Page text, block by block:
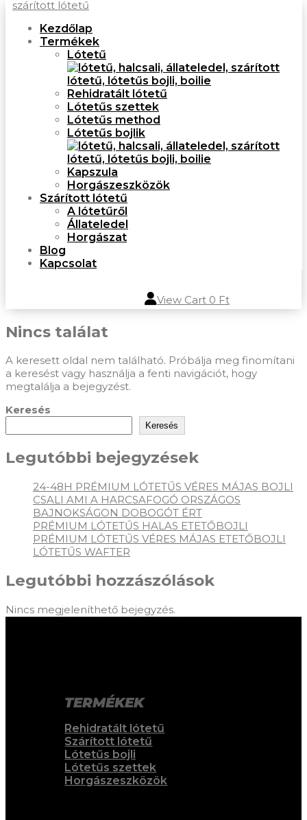
Kezdőlap
Termékek
Lótetű
Rehidratált lótetű
Lótetűs szettek
Lótetűs method
Lótetűs bojlik
Kapszula
Horgászeszközök
Szárított lótetű
A lótetűről
Állateledel
Horgászat
Blog
Kapcsolat
View Cart 0 Ft
Nincs találat
A keresett oldal nem található. Próbálja meg finomítani
a keresést vagy használja a fenti navigációt, hogy
megtalálja a bejegyzést.
Keresés
Keresés
Legutóbbi bejegyzések
24-48H PRÉMIUM LÓTETŰS VÉRES MÁJAS BOJLI
CSALI AMI A HARCSAFOGÓ ORSZÁGOS
BAJNOKSÁGON DOBOGÓT ÉRT
PRÉMIUM LÓTETŰS HALAS ETETŐBOJLI
PRÉMIUM LÓTETŰS VÉRES MÁJAS ETETŐBOJLI
LÓTETŰS WAFTER
Legutóbbi hozzászólások
Nincs megjeleníthető bejegyzés.
Situs Toto
bo togel
bo togel situs toto situs togel toto situs toto
TERMÉKEK
Rehidratált lótetű
Szárított lótetű
Lótetűs bojli
Lótetűs szettek
Horgászeszközök